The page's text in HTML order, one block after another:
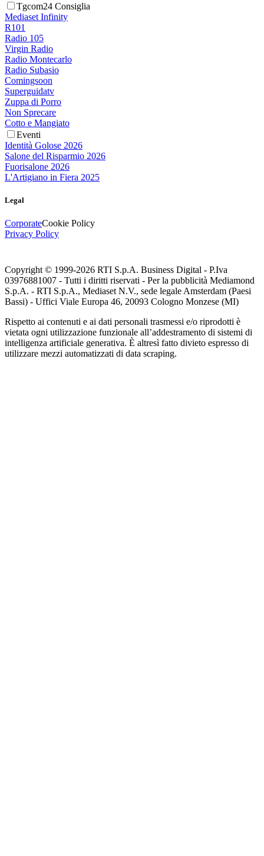
Tgcom24 Consiglia
Mediaset Infinity
R101
Radio 105
Virgin Radio
Radio Montecarlo
Radio Subasio
Comingsoon
Superguidatv
Zuppa di Porro
Non Sprecare
Cotto e Mangiato
Eventi
Identità Golose 2026
Salone del Risparmio 2026
Fuorisalone 2026
L'Artigiano in Fiera 2025
Legal
CorporateCookie Policy
Privacy Policy
Copyright © 1999-2026 RTI S.p.A. Business Digital - P.Iva
03976881007 - Tutti i diritti riservati - Per la pubblicità Mediamond
S.p.A. - RTI S.p.A., Mediaset N.V., sede legale Amsterdam (Paesi
Bassi) - Uffici Viale Europa 46, 20093 Cologno Monzese (MI)
Rispetto ai contenuti e ai dati personali trasmessi e/o riprodotti è
vietata ogni utilizzazione funzionale all’addestramento di sistemi di
intelligenza artificiale generativa. È altresì fatto divieto espresso di
utilizzare mezzi automatizzati di data scraping.